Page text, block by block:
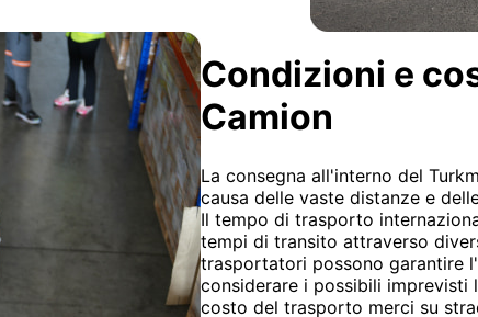
Condizioni e
Camion
La consegna all'interno del
causa delle vaste distanze e
Il tempo di trasporto
tempi di transito attraverso
trasportatori possono garantire
considerare i possibili imprevisti
costo del trasporto merci su